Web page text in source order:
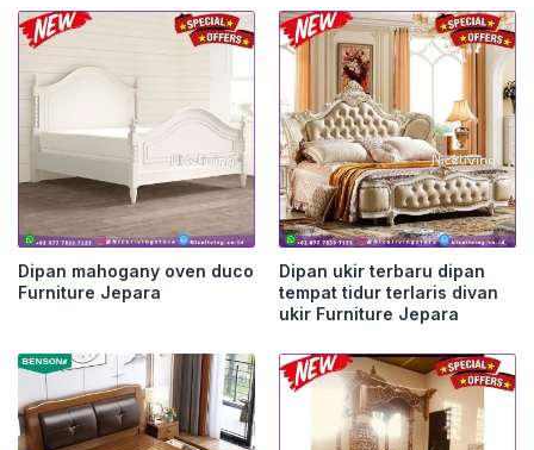
Dipan mahogany oven duco
Furniture Jepara
Dipan ukir terbaru dipan
tempat tidur terlaris divan
ukir Furniture Jepara